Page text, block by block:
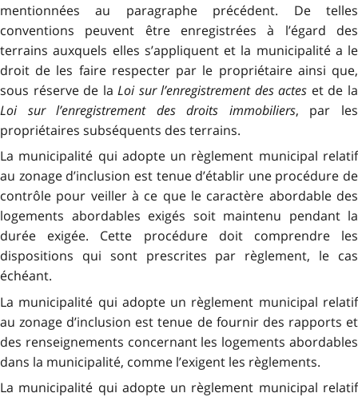
mentionnées au paragraphe précédent. De telles
conventions peuvent être enregistrées à l’égard des
terrains auxquels elles s’appliquent et la municipalité a le
droit de les faire respecter par le propriétaire ainsi que,
sous réserve de laLoi sur l’enregistrement des actes et de la
Loi sur l’enregistrement des droits immobiliers, par les
propriétaires subséquents des terrains.
La municipalité qui adopte un règlement municipal relatif
au zonage d’inclusion est tenue d’établir une procédure de
contrôle pour veiller à ce que le caractère abordable des
logements abordables exigés soit maintenu pendant la
durée exigée. Cette procédure doit comprendre les
dispositions qui sont prescrites par règlement, le cas
échéant.
La municipalité qui adopte un règlement municipal relatif
au zonage d’inclusion est tenue de fournir des rapports et
des renseignements concernant les logements abordables
dans la municipalité, comme l’exigent les règlements.
La municipalité qui adopte un règlement municipal relatif